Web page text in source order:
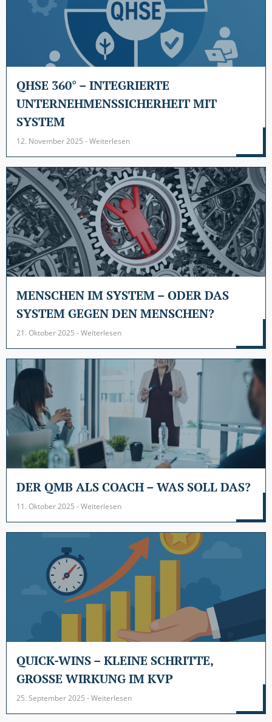
QHSE 360° – INTEGRIERTE
UNTERNEHMENSSICHERHEIT MIT
SYSTEM
12. November 2025 - Weiterlesen
MENSCHEN IM SYSTEM – ODER DAS
SYSTEM GEGEN DEN MENSCHEN?
21. Oktober 2025 - Weiterlesen
DER QMB ALS COACH – WAS SOLL DAS?
11. Oktober 2025 - Weiterlesen
QUICK-WINS – KLEINE SCHRITTE,
GROSSE WIRKUNG IM KVP
25. September 2025 - Weiterlesen